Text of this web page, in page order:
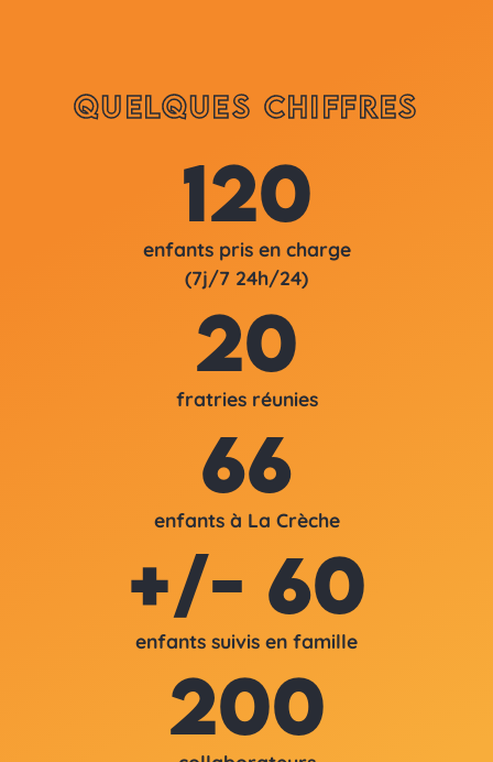
Quelques chiffres
120
enfants pris en charge
(7j/7 24h/24)
20
fratries réunies
66
enfants à La Crèche
+/- 60
enfants suivis en famille
200